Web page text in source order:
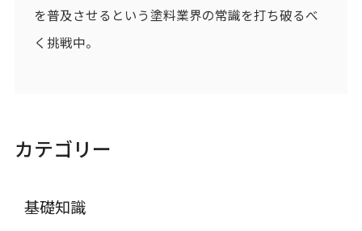
を普及させるという塗料業界の常識を打ち破るべ
く挑戦中。
カテゴリー
基礎知識